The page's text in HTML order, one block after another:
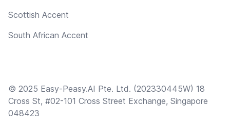
Scottish Accent
South African Accent
© 2025 Easy-Peasy.AI Pte. Ltd. (202330445W) 18
Cross St, #02-101 Cross Street Exchange, Singapore
048423